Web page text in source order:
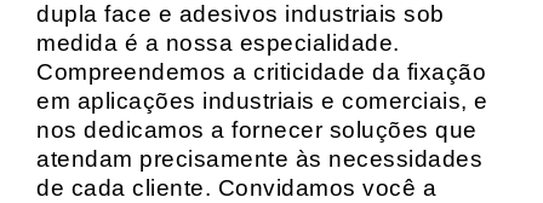
dupla face e adesivos industriais sob
medida é a nossa especialidade.
Compreendemos a criticidade da fixação
em aplicações industriais e comerciais, e
nos dedicamos a fornecer soluções que
atendam precisamente às necessidades
de cada cliente. Convidamos você a